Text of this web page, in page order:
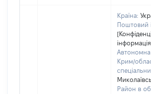
Країна:
Поштовий
Автономна
Крим/
Район в